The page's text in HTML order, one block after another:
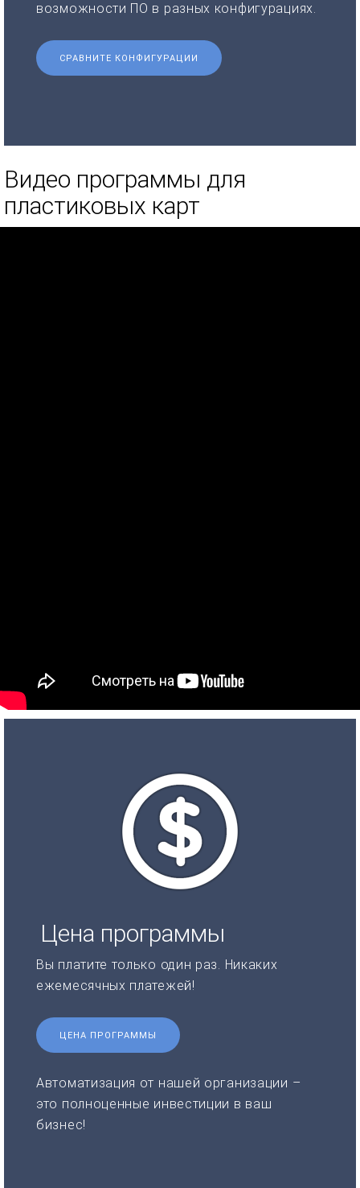
возможности ПО в разных конфигурациях.
СРАВНИТЕ КОНФИГУРАЦИИ
Видео программы для
пластиковых карт
Цена программы
Вы платите только один раз. Никаких
ежемесячных платежей!
ЦЕНА ПРОГРАММЫ
Автоматизация от нашей организации –
это полноценные инвестиции в ваш
бизнес!